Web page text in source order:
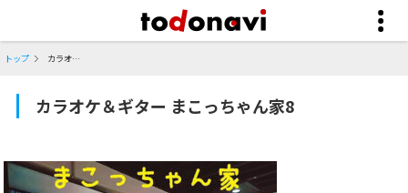
トップ カラオケ＆ギター まこっちゃん家8
カラオケ＆ギター まこっちゃん家8